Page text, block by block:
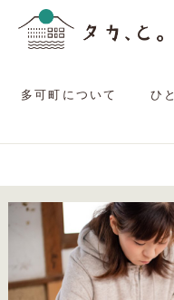
多可町について ひと